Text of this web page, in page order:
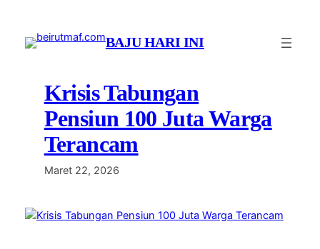
konten
BAJU HARI INI
Krisis Tabungan
Pensiun 100 Juta Warga
Terancam
Maret 22, 2026